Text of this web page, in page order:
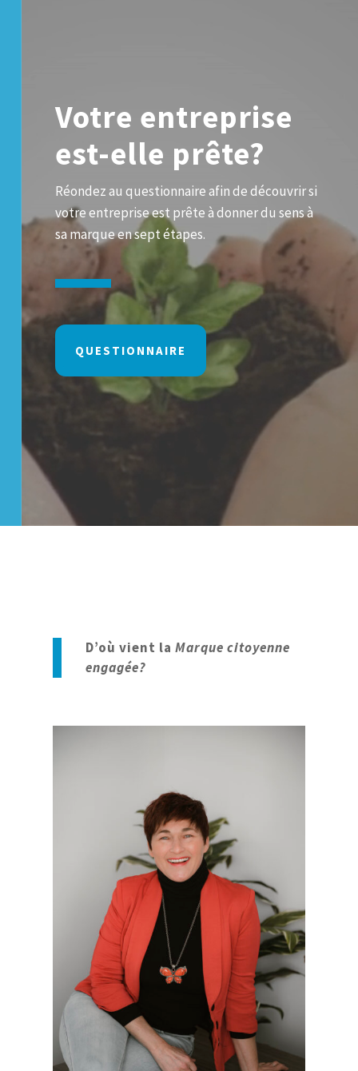
Votre entreprise
est-elle prête?
Réondez au questionnaire afin de découvrir si
votre entreprise est prête à donner du sens à
sa marque en sept étapes.
QUESTIONNAIRE
D’où vient laMarque citoyenne
engagée?